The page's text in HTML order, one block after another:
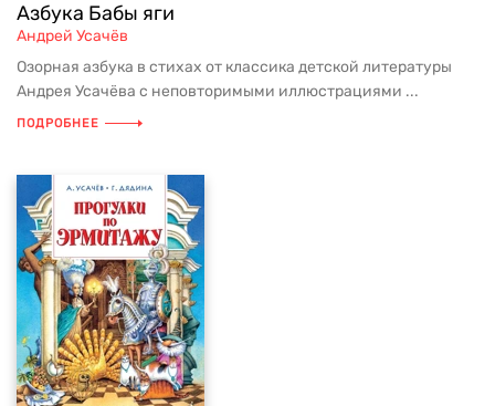
Азбука Бабы яги
Андрей Усачёв
Озорная азбука в стихах от классика детской литературы
Андрея Усачёва с неповторимыми иллюстрациями ...
ПОДРОБНЕЕ